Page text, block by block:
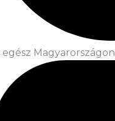
Magyarországon